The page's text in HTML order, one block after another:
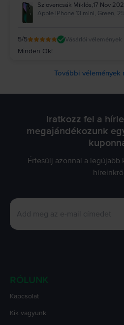
Szlovencsák Miklós,17 Nov
Apple iPhone 13 mini, Green,
5/5 Vásárlói vélemények
Minden Ok!
További vélemények
Iratkozz fel a
megajándékozunk
Értesülj azonnal a legújabb
RÓLUNK
Kapcsolat
Kik vagyunk